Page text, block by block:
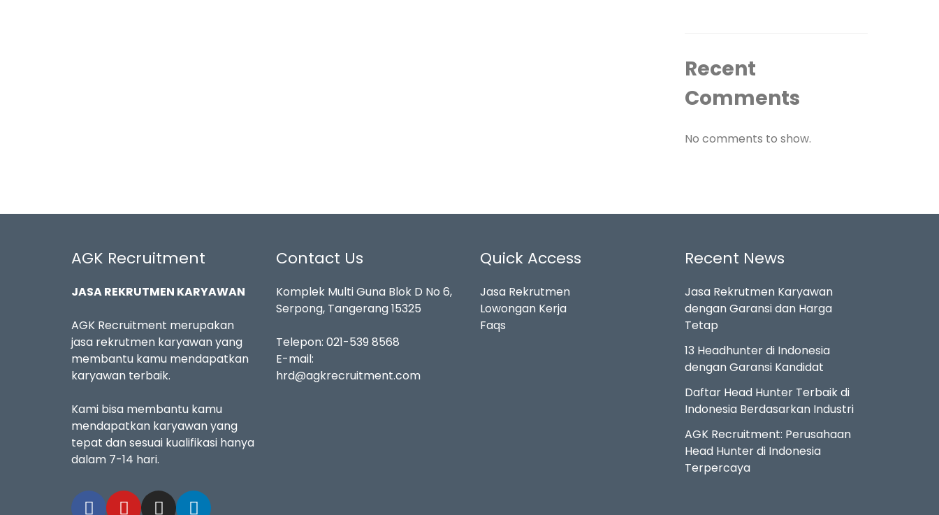
Recent
Comments
No comments to show.
AGK Recruitment
JASA REKRUTMEN KARYAWAN
AGK Recruitment merupakan
jasa rekrutmen karyawan yang
membantu kamu mendapatkan
karyawan terbaik.
Kami bisa membantu kamu
mendapatkan karyawan yang
tepat dan sesuai kualifikasi hanya
dalam 7-14 hari.
Contact Us
Komplek Multi Guna Blok D No 6,
Serpong, Tangerang 15325
Telepon: 021-539 8568
E-mail:
hrd@agkrecruitment.com
Quick Access
Jasa Rekrutmen
Lowongan Kerja
Faqs
Recent News
Jasa Rekrutmen Karyawan
dengan Garansi dan Harga
Tetap
13 Headhunter di Indonesia
dengan Garansi Kandidat
Daftar Head Hunter Terbaik di
Indonesia Berdasarkan Industri
AGK Recruitment: Perusahaan
Head Hunter di Indonesia
Terpercaya